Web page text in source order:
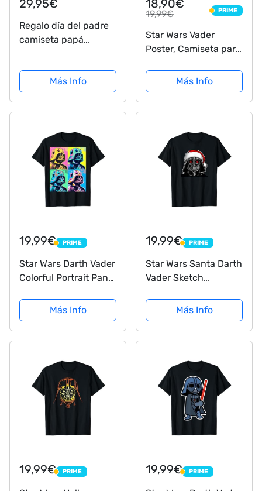
29,95€
Regalo día del padre
camiseta papá
o camiseta hijo/a
Estilo Star Wars Jedi
Darth Vader de la
guerra de las galaxias
Más Info
18,90€
19,99€ PRIME
PRIME
Star Wars Vader
Poster, Camiseta para
Blk), X-Large
Más Info
19,99€ PRIME
PRIME
Star Wars Darth Vader
Colorful Portrait Panel
Más Info
19,99€ PRIME
PRIME
Star Wars Santa Darth
Vader Sketch
Más Info
19,99€ PRIME
PRIME 19,99€ PRIME
PRIME